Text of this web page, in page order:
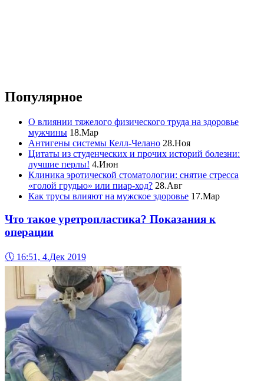
Популярное
О влиянии тяжелого физического труда на здоровье
мужчины 18.Мар
Антигены системы Келл-Челано 28.Ноя
Цитаты из студенческих и прочих историй болезни:
лучшие перлы! 4.Июн
Клиника эротической стоматологии: снятие стресса
«голой грудью» или пиар-ход? 28.Авг
Как трусы влияют на мужское здоровье 17.Мар
Что такое уретропластика? Показания к
операции
🕔 16:51, 4.Дек 2019